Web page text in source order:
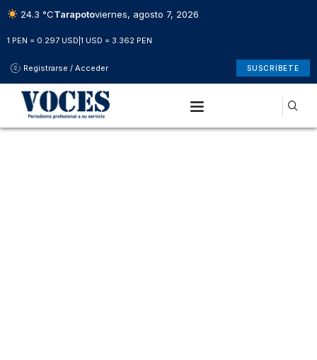
24.3 °CTarapotoviernes, agosto 7, 2026
1 PEN = 0.297 USD 1 USD = 3.362 PEN
Registrarse / Acceder SUSCRÍBETE